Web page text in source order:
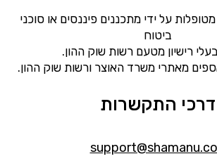
על ידי מתכננים פיננסים או סוכני
ביטוח
בעלי רישיון מטעם רשות שוק ההון.
מאתרי משרד האוצר ורשות שוק ההון.
דרכי התקשרות